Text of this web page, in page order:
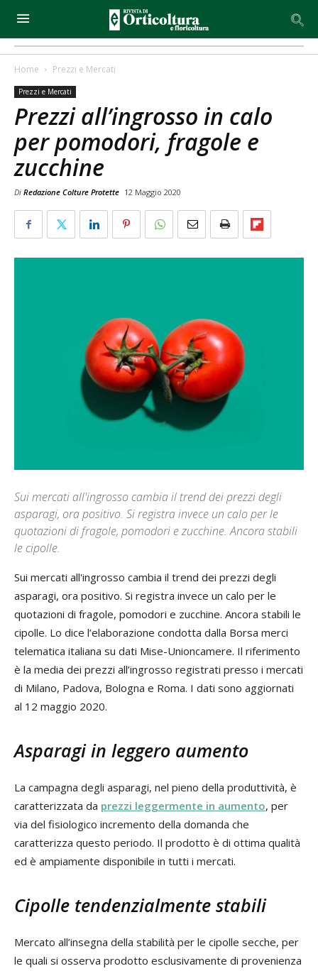
Home Prezzi e Mercati
Prezzi e Mercati
Prezzi all’ingrosso in calo
per pomodori, fragole e
zucchine
Di Redazione Colture Protette 12 Maggio 2020
Sui mercati all'ingrosso cambia il trend dei prezzi degli
asparagi, ora positivo. Si registra invece un calo per le
quotazioni di fragole, pomodori e zucchine. Ancora stabili
le cipolle.
Sui mercati all'ingrosso cambia il trend dei prezzi degli
asparagi, ora positivo. Si registra invece un calo per le
quotazioni di fragole, pomodori e zucchine. Ancora stabili le
cipolle. Lo dice l’elaborazione condotta dalla Borsa merci
telematica italiana su dati Mise-Unioncamere. Il riferimento
è la media dei prezzi all’ingrosso registrati presso i mercati
di Milano, Padova, Bologna e Roma. I dati sono aggiornati
al 12 maggio 2020.
Asparagi in leggero aumento
La campagna degli asparagi, nel pieno della produttività, è
caratterizzata da prezzi leggermente in aumento, per
via del fisiologico incremento della domanda che
caratterizza questo periodo. Il prodotto è di ottima qualità
ed è ampiamente disponibile in tutti i mercati.
Cipolle tendenzialmente stabili
Mercato all’insegna della stabilità per le cipolle secche, per
le quali si osserva prodotto esclusivamente di provenienza